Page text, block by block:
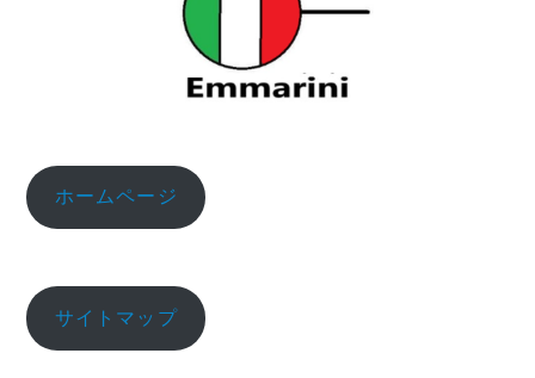
ホームページ
サイトマップ